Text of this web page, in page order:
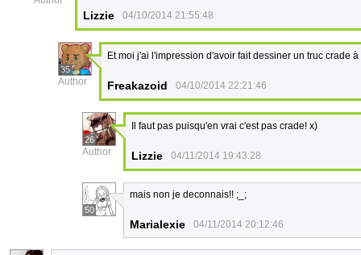
Lizzie 04/10/2014 21:55:48
35
Author
Et moi j'ai l'impression d'avoir fait dessiner un truc crade
Freakazoid 04/10/2014 22:21:46
26
Author
Il faut pas puisqu'en vrai c'est pas crade! x)
Lizzie 04/11/2014 19:43:28
50
mais non je deconnais!! ;_;
Marialexie 04/11/2014 20:12:46